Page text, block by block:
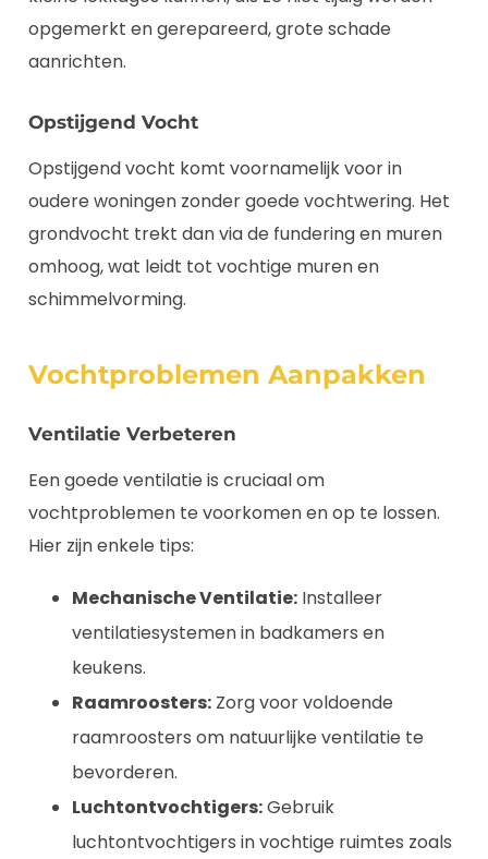
opgemerkt en gerepareerd, grote schade
aanrichten.
Opstijgend Vocht
Opstijgend vocht komt voornamelijk voor in
oudere woningen zonder goede vochtwering. Het
grondvocht trekt dan via de fundering en muren
omhoog, wat leidt tot vochtige muren en
schimmelvorming.
Vochtproblemen Aanpakken
Ventilatie Verbeteren
Een goede ventilatie is cruciaal om
vochtproblemen te voorkomen en op te lossen.
Hier zijn enkele tips:
Mechanische Ventilatie: Installeer
ventilatiesystemen in badkamers en
keukens.
Raamroosters: Zorg voor voldoende
raamroosters om natuurlijke ventilatie te
bevorderen.
Luchtontvochtigers:Gebruik
luchtontvochtigers in vochtige ruimtes zoals